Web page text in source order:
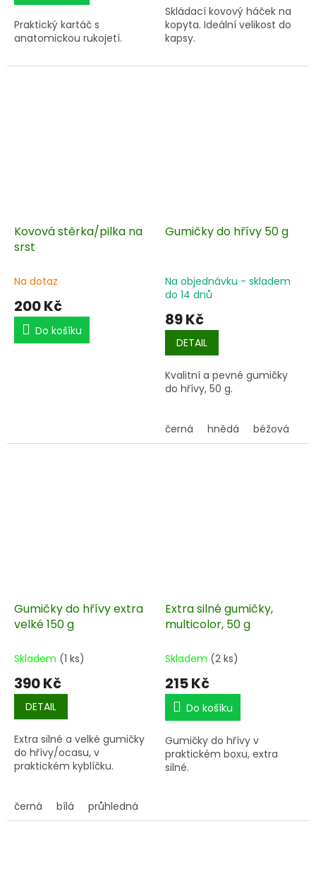
Praktický kartáč s
anatomickou rukojetí.
Skládací kovový háček na
kopyta. Ideální velikost do
kapsy.
Kovová stěrka/pilka na
srst
Na dotaz
200 Kč
Do košíku
Gumičky do hřívy 50 g
Na objednávku - skladem
do 14 dnů
89 Kč
DETAIL
Kvalitní a pevné gumičky
do hřívy, 50 g.
černá hnědá béžová
Gumičky do hřívy extra
velké 150 g
Skladem (1 ks)
390 Kč
DETAIL
Extra silné a velké gumičky
do hřívy/ocasu, v
praktickém kyblíčku.
černá bílá průhledná
Extra silné gumičky,
multicolor, 50 g
Skladem (2 ks)
215 Kč
Do košíku
Gumičky do hřívy v
praktickém boxu, extra
silné.